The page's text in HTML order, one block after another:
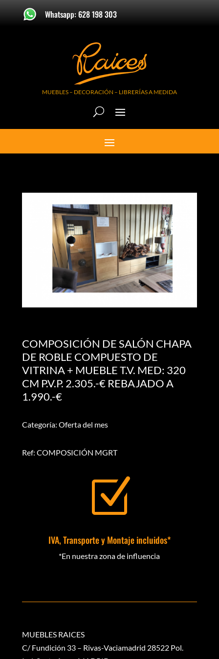
Whatsapp: 628 198 303
MUEBLES – DECORACIÓN – LIBRERÍAS A MEDIDA
COMPOSICIÓN DE SALÓN CHAPA
DE ROBLE COMPUESTO DE
VITRINA + MUEBLE T.V. MED: 320
CM P.V.P. 2.305.-€ REBAJADO A
1.990.-€
Categoría: Oferta del mes
Ref: COMPOSICIÓN MGRT
Z
IVA, Transporte y Montaje incluidos*
*En nuestra zona de influencia
MUEBLES RAICES
C/ Fundición 33 – Rivas-Vaciamadrid 28522 Pol.